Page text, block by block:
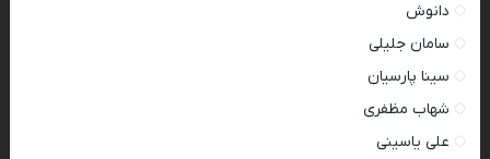
دانوش
سامان جلیلی
سینا پارسیان
شهاب مظفری
علی یاسینی